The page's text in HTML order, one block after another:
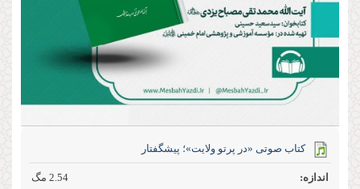
كتاب صوتی «در پرتو ولایت»؛ پیشگفتار
2.54 مگ